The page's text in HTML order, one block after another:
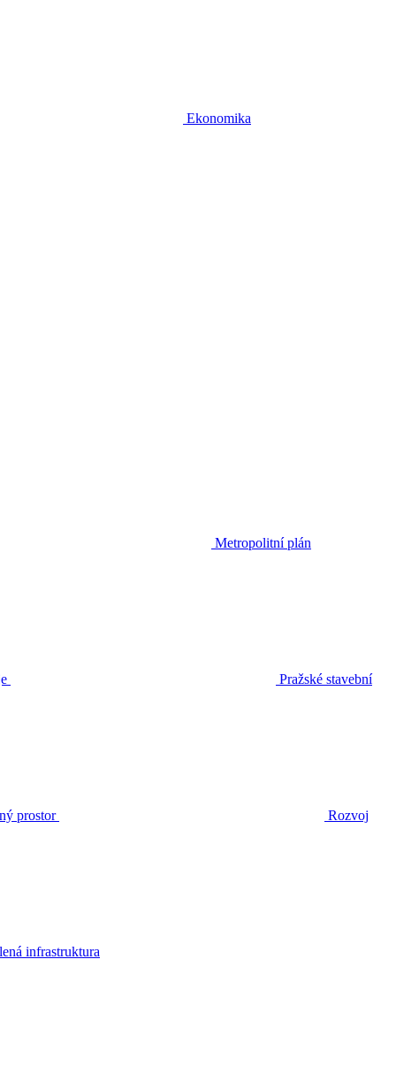
Ekonomika
Metropolitní plán
Pražské stavební
prostor Rozvoj
infrastruktura